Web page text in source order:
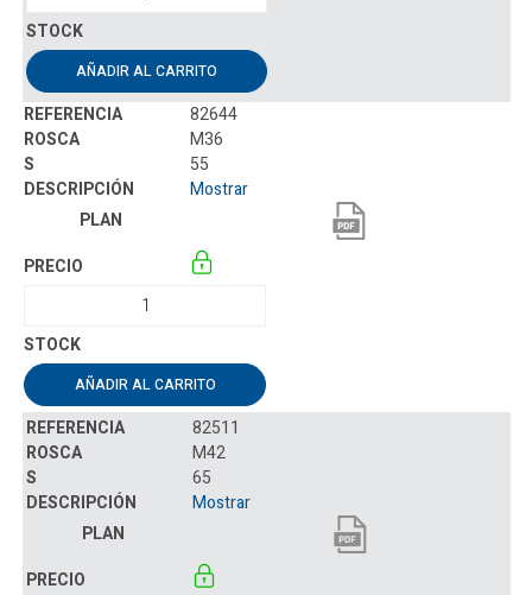
AÑADIR AL CARRITO
82644
M36
55
Mostrar
AÑADIR AL CARRITO
82511
M42
65
Mostrar